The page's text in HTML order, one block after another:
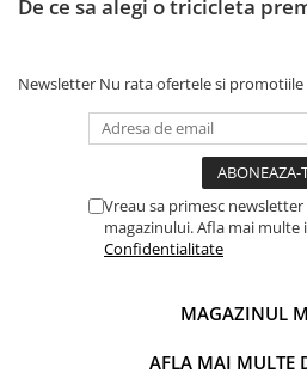
De ce sa alegi o tricicleta
Newsletter Nu rata ofertele si
Vreau sa primesc
magazinului. Afla mai multe
Confidentialitate
MAGAZINUL
AFLA MAI MULTE